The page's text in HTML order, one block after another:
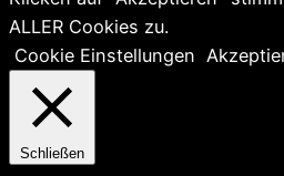
ALLER Cookies zu.
Cookie Einstellungen
Schließen